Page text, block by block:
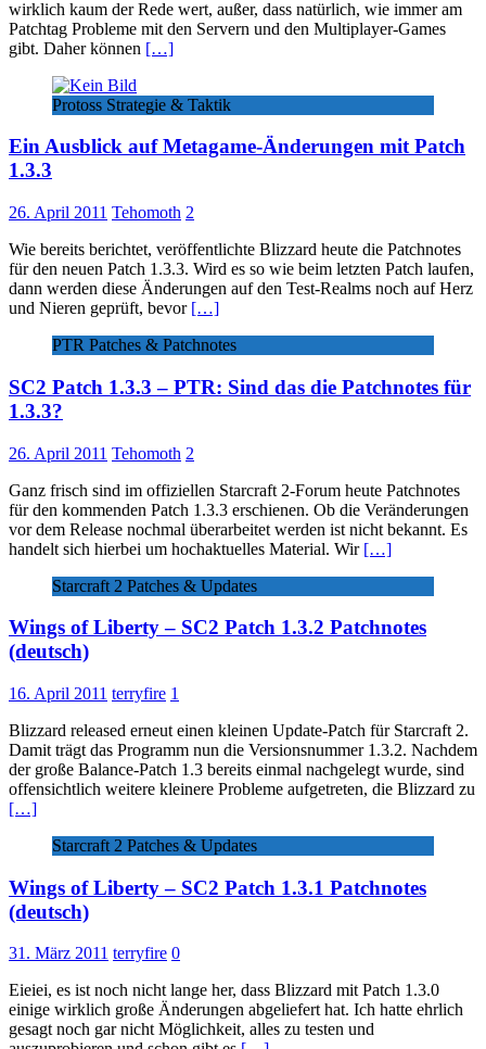
wirklich kaum der Rede wert, außer, dass natürlich, wie immer am
Patchtag Probleme mit den Servern und den Multiplayer-Games
gibt. Daher können […]
Protoss Strategie & Taktik
Ein Ausblick auf Metagame-Änderungen mit Patch
1.3.3
26. April 2011 Tehomoth 2
Wie bereits berichtet, veröffentlichte Blizzard heute die Patchnotes
für den neuen Patch 1.3.3. Wird es so wie beim letzten Patch laufen,
dann werden diese Änderungen auf den Test-Realms noch auf Herz
und Nieren geprüft, bevor […]
PTR Patches & Patchnotes
SC2 Patch 1.3.3 – PTR: Sind das die Patchnotes für
1.3.3?
26. April 2011 Tehomoth 2
Ganz frisch sind im offiziellen Starcraft 2-Forum heute Patchnotes
für den kommenden Patch 1.3.3 erschienen. Ob die Veränderungen
vor dem Release nochmal überarbeitet werden ist nicht bekannt. Es
handelt sich hierbei um hochaktuelles Material. Wir […]
Starcraft 2 Patches & Updates
Wings of Liberty – SC2 Patch 1.3.2 Patchnotes
(deutsch)
16. April 2011 terryfire 1
Blizzard released erneut einen kleinen Update-Patch für Starcraft 2.
Damit trägt das Programm nun die Versionsnummer 1.3.2. Nachdem
der große Balance-Patch 1.3 bereits einmal nachgelegt wurde, sind
offensichtlich weitere kleinere Probleme aufgetreten, die Blizzard zu
[…]
Starcraft 2 Patches & Updates
Wings of Liberty – SC2 Patch 1.3.1 Patchnotes
(deutsch)
31. März 2011 terryfire 0
Eieiei, es ist noch nicht lange her, dass Blizzard mit Patch 1.3.0
einige wirklich große Änderungen abgeliefert hat. Ich hatte ehrlich
gesagt noch gar nicht Möglichkeit, alles zu testen und